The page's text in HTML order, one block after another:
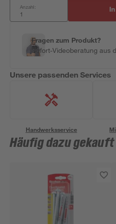
Anzahl:
Fragen zum Produkt?
Sofort-Videoberatung aus
Unsere passenden Services
Handwerksservice
Häufig dazu gekauft